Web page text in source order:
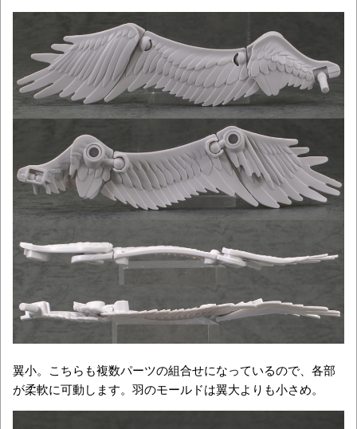
翼小。こちらも複数パーツの組合せになっているので、各部
が柔軟に可動します。羽のモールドは翼大よりも小さめ。